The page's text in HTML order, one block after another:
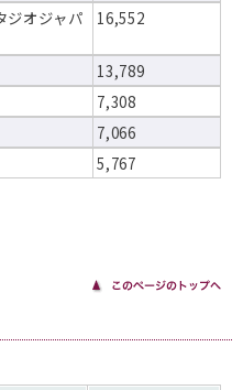
ジオジャパ
16,552
13,789
7,308
7,066
5,767